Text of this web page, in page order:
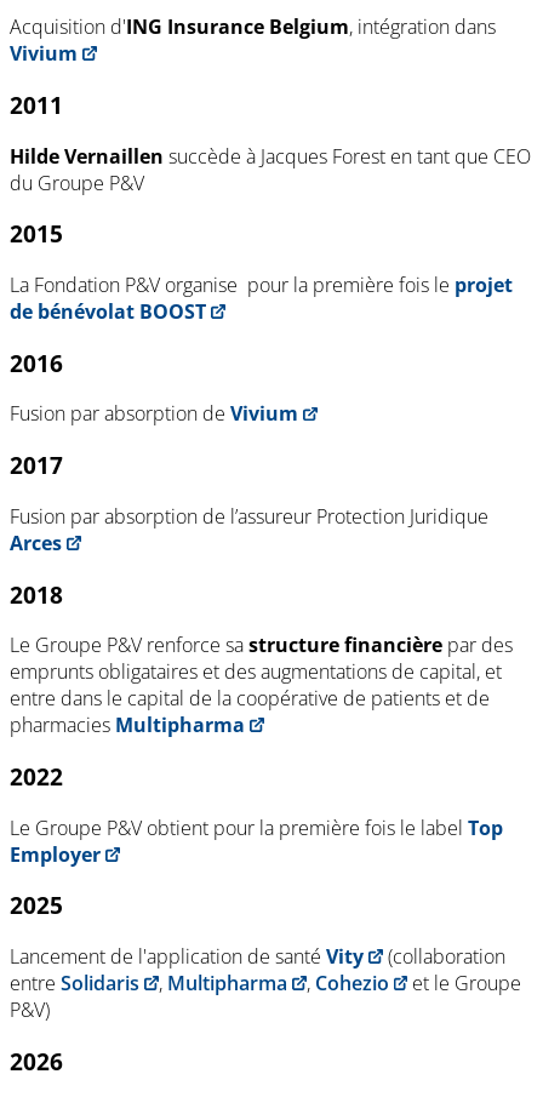
Acquisition d'ING Insurance Belgium, intégration dans
Vivium
2011
Hilde Vernaillen succède à Jacques Forest en tant que CEO
du Groupe P&V
2015
La Fondation P&V organise pour la première fois le projet
de bénévolat BOOST
2016
Fusion par absorption de Vivium
2017
Fusion par absorption de l’assureur Protection Juridique
Arces
2018
Le Groupe P&V renforce sastructure financière par des
emprunts obligataires et des augmentations de capital, et
entre dans le capital de la coopérative de patients et de
pharmacies Multipharma
2022
Le Groupe P&V obtient pour la première fois le label Top
Employer
2025
Lancement de l'application de santé Vity
(collaboration
entre Solidaris , Multipharma , Cohezio
et le Groupe
P&V)
2026